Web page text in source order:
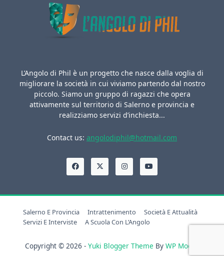
L’Angolo di Phil è un progetto che nasce dalla voglia di
migliorare la società in cui viviamo partendo dal nostro
piccolo. Siamo un gruppo di ragazzi che opera
attivamente sul territorio di Salerno e provincia e
realizziamo servizi d’inchiesta...
Contact us: angolodiphil@hotmail.com
Salerno E Provincia Intrattenimento
Società E Attualità
Servizi E Interviste
A Scuola Con L’Angolo
Copyright © 2026 - Yuki Blogger Theme By WP Moose